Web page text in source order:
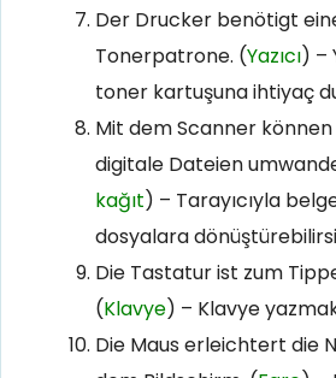
Der Drucker benötigt
Tonerpatrone. (Yazıcı) –
toner kartuşuna ihtiyaç
Mit dem Scanner
digitale Dateien
kağıt) – Tarayıcıyla
dosyalara
Die Tastatur ist zum
(Klavye) – Klavye
Die Maus erleichtert die